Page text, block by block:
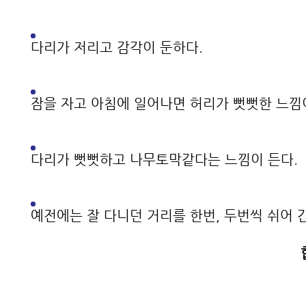
- 척추협착증과 근감소증은 매우
- 허리에 좋은 음식, 허리디스크·
- 척추협착증, 퇴행성디스크, 척추
다리가 저리고 감각이 둔하다.
잠을 자고 아침에 일어나면 허리가 뻣뻣한 느
다리가 뻣뻣하고 나무토막같다는 느낌이 든다.
예전에는 잘 다니던 거리를 한번, 두번씩 쉬어